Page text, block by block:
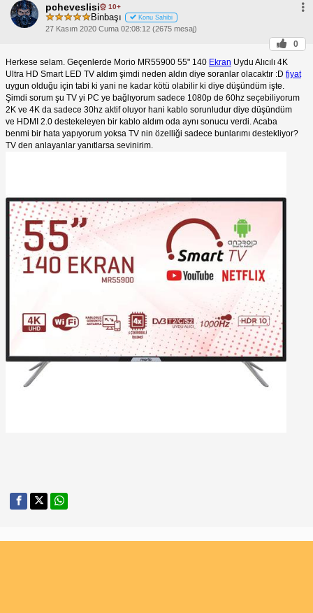
pcheveslisi 10+
Binbaşı Konu Sahibi
27 Kasım 2020 Cuma 02:08:12 (2675 mesaj)
0
Herkese selam. Geçenlerde Morio MR55900 55" 140 Ekran Uydu Alıcılı 4K
Ultra HD Smart LED TV aldım şimdi neden aldın diye soranlar olacaktır :D fiyat
uygun olduğu için tabi ki yani ne kadar kötü olabilir ki diye düşündüm işte.
Şimdi sorum şu TV yi PC ye bağlıyorum sadece 1080p de 60hz seçebiliyorum
2K ve 4K da sadece 30hz aktif oluyor hani kablo sorunludur diye düşündüm
ve HDMI 2.0 destekeleyen bir kablo aldım oda aynı sonucu verdi. Acaba
benmi bir hata yapıyorum yoksa TV nin özelliği sadece bunlarımı destekliyor?
TV den anlayanlar yanıtlarsa sevinirim.